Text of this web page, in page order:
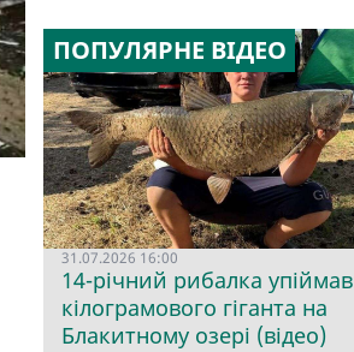
ПОПУЛЯРНЕ ВІДЕО
31.07.2026 16:00
14-річний рибалка
кілограмового гіганта на
Блакитному озері (відео)